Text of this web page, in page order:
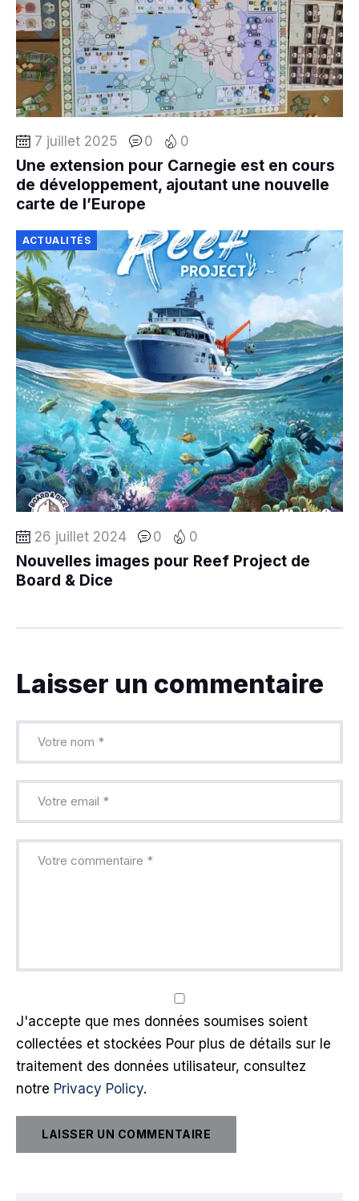
7 juillet 2025 0 0
Une extension pour Carnegie est en cours
de développement, ajoutant une nouvelle
carte de l’Europe
ACTUALITÉS
26 juillet 2024 0 0
Nouvelles images pour Reef Project de
Board & Dice
Laisser un commentaire
J'accepte que mes données soumises soient
collectées et stockées Pour plus de détails sur le
traitement des données utilisateur, consultez
notre Privacy Policy.